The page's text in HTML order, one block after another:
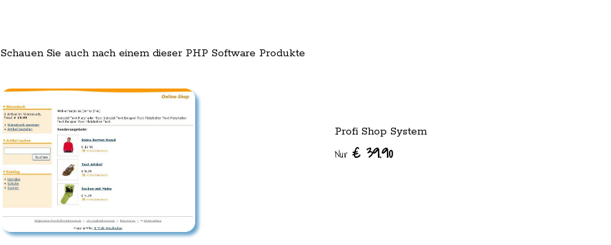
Schauen Sie auch nach einem dieser PHP Software Produkte
Profi Shop System
Nur € 39.90